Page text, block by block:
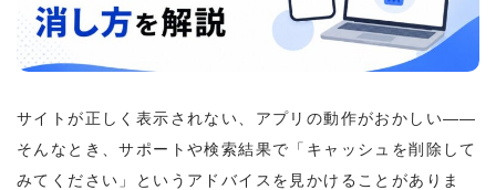
サイトが正しく表示されない、アプリの動作がおかしい——
そんなとき、サポートや検索結果で「キャッシュを削除して
みてください」というアドバイスを見かけることがありま